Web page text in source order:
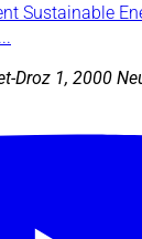
Sustainable
Droz 1, 2000